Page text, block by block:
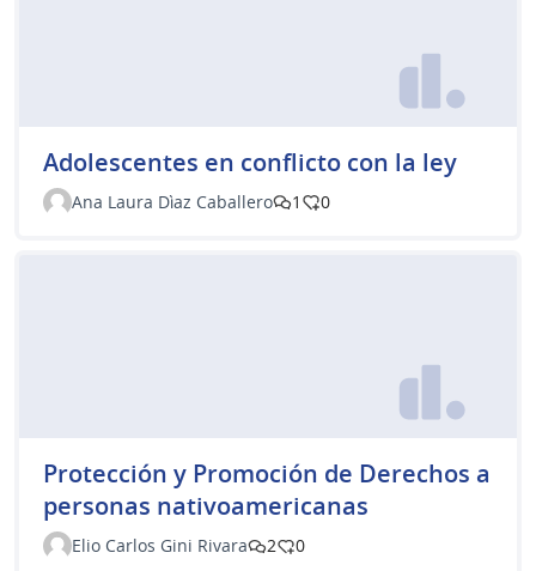
Adolescentes en conflicto con la ley
Ana Laura Dìaz Caballero 1 0
Protección y Promoción de Derechos a
personas nativoamericanas
Elio Carlos Gini Rivara 2 0